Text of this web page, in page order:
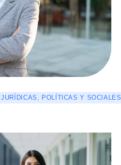
JURÍDICAS, POLÍTICAS Y SOCIALES